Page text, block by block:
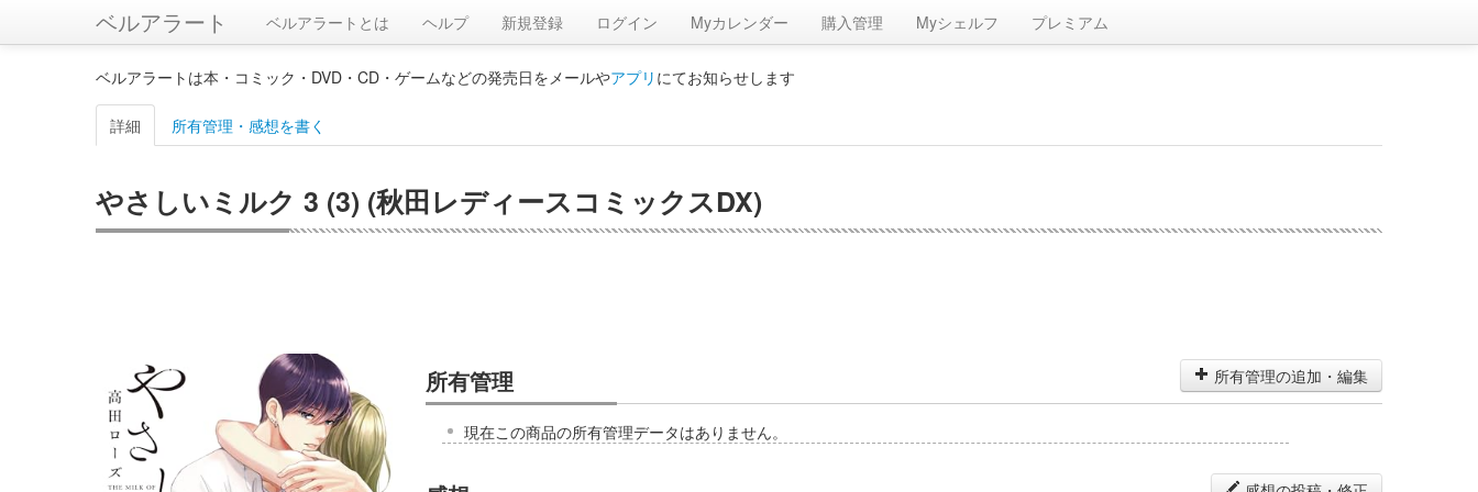
ベルアラート ベルアラートとは ヘルプ 新規登録 ログイン Myカレンダー 購入管理 Myシェルフ プレミアム
ベルアラートは本・コミック・DVD・CD・ゲームなどの発売日をメールやアプリ にてお知らせします
詳細 所有管理・感想を書く
やさしいミルク 3 (3) (秋田レディースコミックスDX)
所有管理 所有管理の追加・編集
現在この商品の所有管理データはありません。